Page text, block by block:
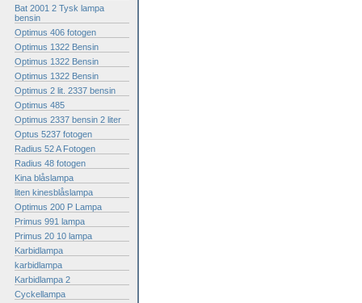
Bat 2001 2 Tysk lampa
bensin
Optimus 406 fotogen
Optimus 1322 Bensin
Optimus 1322 Bensin
Optimus 1322 Bensin
Optimus 2 lit. 2337 bensin
Optimus 485
Optimus 2337 bensin 2 liter
Optus 5237 fotogen
Radius 52 A Fotogen
Radius 48 fotogen
Kina blåslampa
liten kinesblåslampa
Optimus 200 P Lampa
Primus 991 lampa
Primus 20 10 lampa
Karbidlampa
karbidlampa
Karbidlampa 2
Cyckellampa